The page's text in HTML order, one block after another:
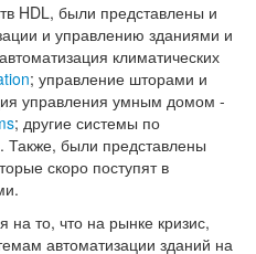
HDL, были представлены и
и управлению зданиями и
климатических
; управление шторами и
управления умным домом -
; другие системы по
Также, были представлены
скоро поступят в
на то, что на рынке кризис,
автоматизации зданий на